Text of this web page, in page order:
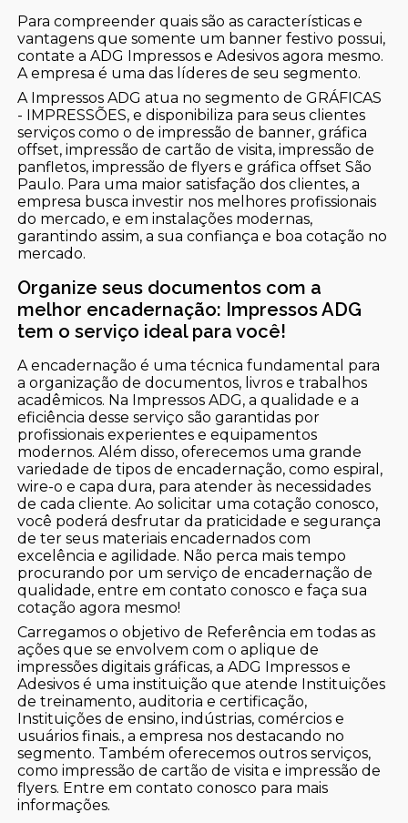
Para compreender quais são as características e
vantagens que somente um banner festivo possui,
contate a ADG Impressos e Adesivos agora mesmo.
A empresa é uma das líderes de seu segmento.
A Impressos ADG atua no segmento de GRÁFICAS
- IMPRESSÕES, e disponibiliza para seus clientes
serviços como o de impressão de banner, gráfica
offset, impressão de cartão de visita, impressão de
panfletos, impressão de flyers e gráfica offset São
Paulo. Para uma maior satisfação dos clientes, a
empresa busca investir nos melhores profissionais
do mercado, e em instalações modernas,
garantindo assim, a sua confiança e boa cotação no
mercado.
Organize seus documentos com a
melhor encadernação: Impressos ADG
tem o serviço ideal para você!
A encadernação é uma técnica fundamental para
a organização de documentos, livros e trabalhos
acadêmicos. Na Impressos ADG, a qualidade e a
eficiência desse serviço são garantidas por
profissionais experientes e equipamentos
modernos. Além disso, oferecemos uma grande
variedade de tipos de encadernação, como espiral,
wire-o e capa dura, para atender às necessidades
de cada cliente. Ao solicitar uma cotação conosco,
você poderá desfrutar da praticidade e segurança
de ter seus materiais encadernados com
excelência e agilidade. Não perca mais tempo
procurando por um serviço de encadernação de
qualidade, entre em contato conosco e faça sua
cotação agora mesmo!
Carregamos o objetivo de Referência em todas as
ações que se envolvem com o aplique de
impressões digitais gráficas, a ADG Impressos e
Adesivos é uma instituição que atende Instituições
de treinamento, auditoria e certificação,
Instituições de ensino, indústrias, comércios e
usuários finais., a empresa nos destacando no
segmento. Também oferecemos outros serviços,
como impressão de cartão de visita e impressão de
flyers. Entre em contato conosco para mais
informações.